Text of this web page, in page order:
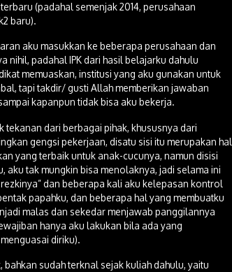
(padahal semenjak 2014, perusahaan
baru).
aku masukkan ke beberapa perusahaan dan
nihil, padahal IPK dari hasil belajarku dahulu
memuaskan, institusi yang aku gunakan untuk
tapi takdir/ gusti Allah memberikan jawaban
kapanpun tidak bisa aku bekerja.
tekanan dari berbagai pihak, khususnya dari
gengsi pekerjaan, disatu sisi itu merupakan hal
yang terbaik untuk anak-cucunya, namun disisi
aku tak mungkin bisa menolaknya, jadi selama ini
dan beberapa kali aku kelepasan kontrol
papahku, dan beberapa hal yang membuatku
malas dan sekedar menjawab panggilannya
hanya aku lakukan bila ada yang
diriku).
sudah terknal sejak kuliah dahulu, yaitu